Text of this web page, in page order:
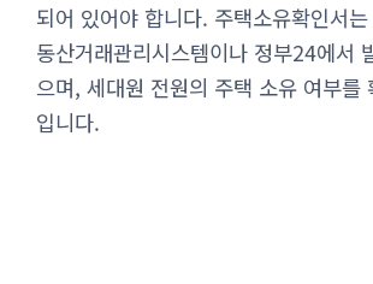
되어 있어야 합니다. 주택소유확인서
동산거래관리시스템이나 정부24에서
으며, 세대원 전원의 주택 소유 여부를
입니다.